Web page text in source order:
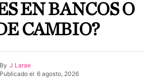
EN BANCOS O
CAMBIO?
By J Larae
Publicado el 6 agosto, 2026